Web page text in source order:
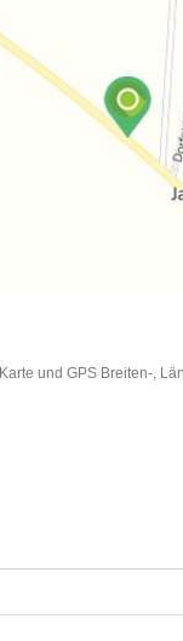
und GPS Breiten-,